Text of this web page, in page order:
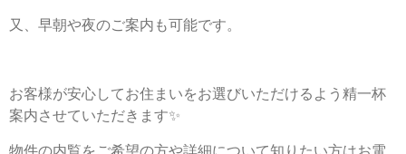
又、早朝や夜のご案内も可能です。
お客様が安心してお住まいをお選びいただけるよう精一杯
案内させていただきます✨